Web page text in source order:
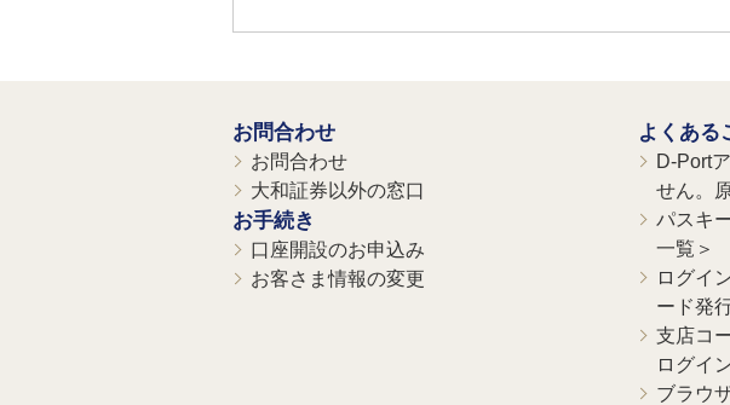
お問合わせ
お問合わせ
大和証券以外の窓口
お手続き
口座開設のお申込み
お客さま情報の変更
よくある
D-Port
せん。
パスキ
一覧＞
ログイ
ード発行
支店コ
ログイ
ブラウ